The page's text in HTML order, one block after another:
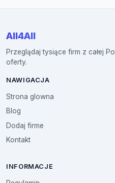
All4All
Przeglądaj tysiące firm z całej
oferty.
NAWIGACJA
Strona glowna
Blog
Dodaj firme
Kontakt
INFORMACJE